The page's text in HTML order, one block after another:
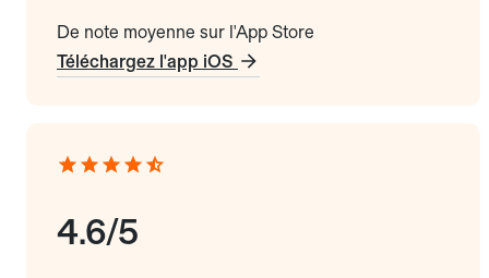
De note moyenne sur l'App Store
Téléchargez l'app iOS
4.6/5